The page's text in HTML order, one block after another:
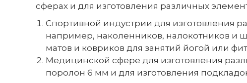
сферах и для изготовления различных
Спортивной индустрии для изготовления
например, наколенников, налокотников и
матов и ковриков для занятий йогой или
Медицинской сфере для изготовления
поролон 6 мм и для изготовления